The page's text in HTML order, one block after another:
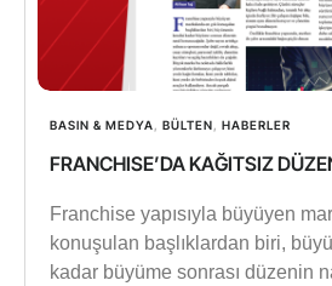
BASIN & MEDYA BÜLTEN HABERLER
FRANCHISE’DA KAĞITSIZ
Franchise yapısıyla büyüyen
konuşulan başlıklardan biri,
kadar büyüme sonrası düzenin